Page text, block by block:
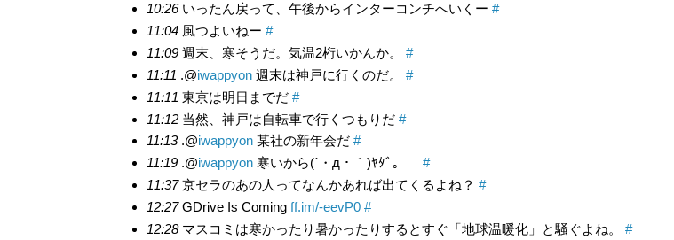
10:26いったん戻って、午後からインターコンチへいくー #
11:04風つよいねー #
11:09週末、寒そうだ。気温2桁いかんか。 #
11:11 .@iwappyon週末は神戸に行くのだ。 #
11:11 東京は明日までだ #
11:12当然、神戸は自転車で行くつもりだ #
11:13.@iwappyon某社の新年会だ #
11:19.@iwappyon寒いから(´・д・｀)ﾔﾀﾞ。 #
11:37京セラのあの人ってなんかあれば出てくるよね？ #
12:27GDrive Is Coming ff.im/-eevP0 #
12:28マスコミは寒かったり暑かったりするとすぐ「地球温暖化」と騒ぐよね。 #